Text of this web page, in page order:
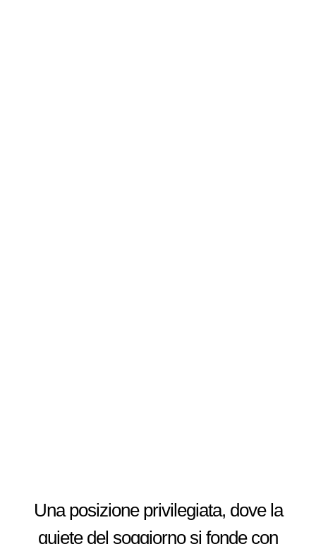
Una posizione privilegiata, dove la
quiete del soggiorno si fonde con